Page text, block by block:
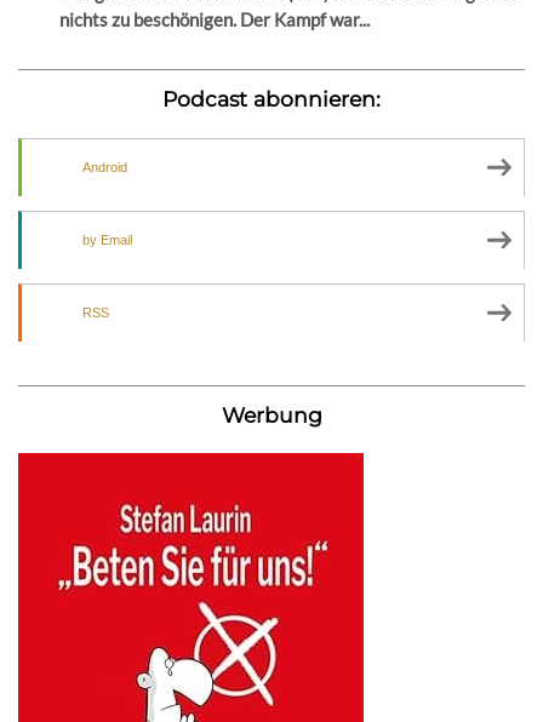
nichts zu beschönigen. Der Kampf war...
Podcast abonnieren:
Android
by Email
RSS
Werbung